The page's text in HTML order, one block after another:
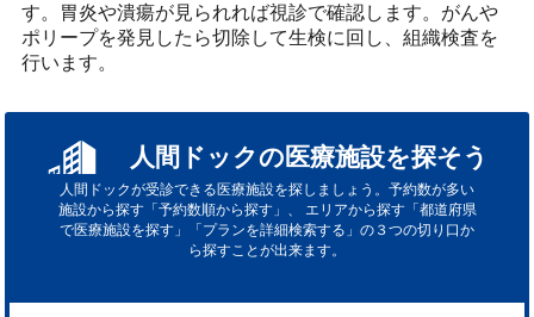
す。胃炎や潰瘍が見られれば視診で確認します。がんや
ポリープを発見したら切除して生検に回し、組織検査を
行います。
人間ドックの医療施設を探そう
人間ドックが受診できる医療施設を探しましょう。予約数が多い
施設から探す「予約数順から探す」、
エリアから探す「都道府県
で医療施設を探す」「プランを詳細検索する」の３つの切り口か
ら探すことが出来ます。